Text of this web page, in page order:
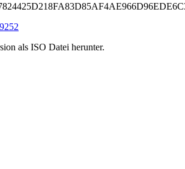
als ISO Datei herunter.